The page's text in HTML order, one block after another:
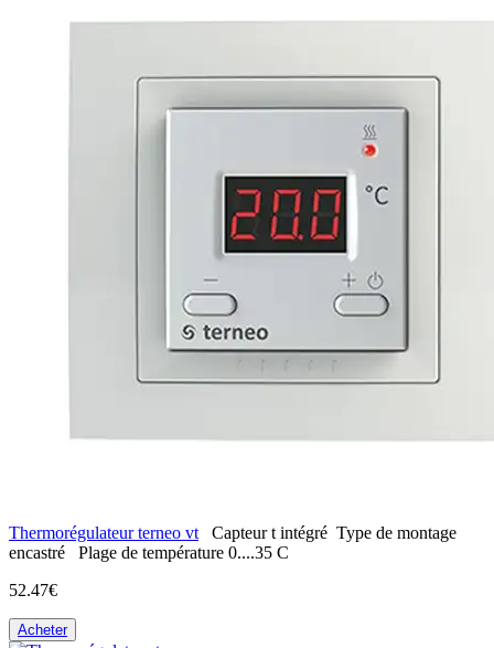
Thermorégulateur terneo vt Capteur t intégré Type de montage
encastré
Plage de température 0....35 С
52.47€
Acheter